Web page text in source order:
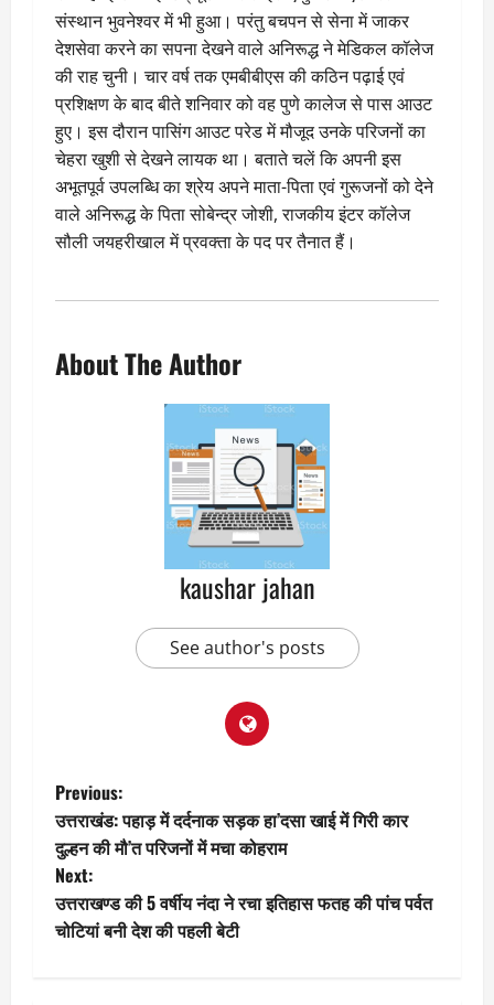
संस्थान भुवनेश्वर में भी हुआ। परंतु बचपन से सेना में जाकर
देशसेवा करने का सपना देखने वाले अनिरूद्ध ने मेडिकल कॉलेज
की राह चुनी। चार वर्ष तक एमबीबीएस की कठिन पढ़ाई एवं
प्रशिक्षण के बाद बीते शनिवार को वह पुणे कालेज से पास आउट
हुए।‌ इस दौरान पासिंग आउट परेड में मौजूद उनके परिजनों का
चेहरा खुशी से देखने लायक था। बताते चलें कि अपनी इस
अभूतपूर्व उपलब्धि का श्रेय अपने माता-पिता एवं गुरूजनों को देने
वाले अनिरूद्ध के पिता सोबेन्द्र जोशी, राजकीय इंटर कॉलेज
सौली जयहरीखाल में प्रवक्ता के पद पर तैनात हैं।
About The Author
kaushar jahan
See author's posts
P
o
s
t
Previous:
उत्तराखंड: पहाड़ में दर्दनाक सड़क हा’दसा खाई में गिरी कार
दुल्हन की मौ’त परिजनों में मचा कोहराम
Next:
उत्तराखण्ड की 5 वर्षीय नंदा ने रचा इतिहास फतह की पांच पर्वत
चोटियां बनी देश की पहली बेटी